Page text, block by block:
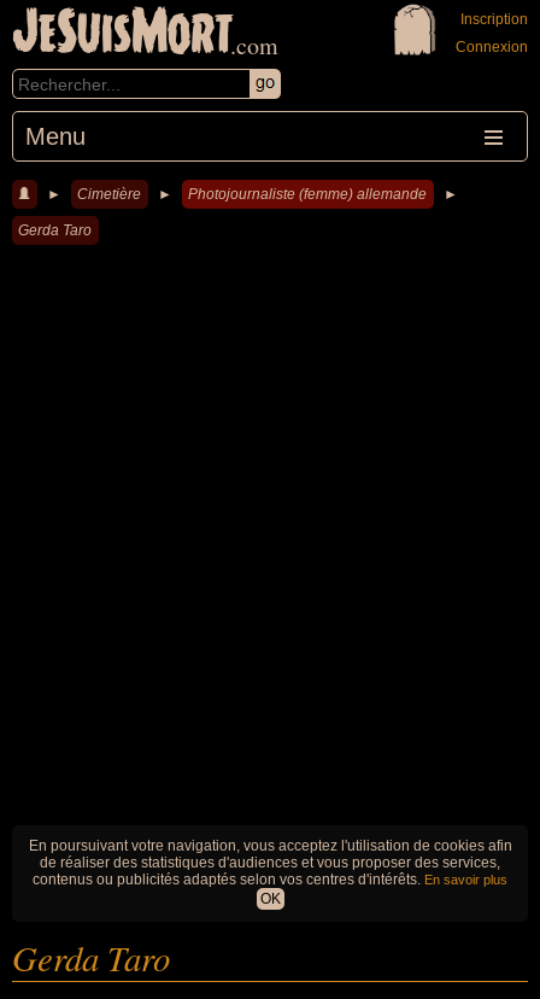
JeSuisMort.com
Menu
Inscription
Connexion
► Cimetière ► Photojournaliste (femme) allemande ►
Gerda Taro
En poursuivant votre navigation, vous acceptez l'utilisation de cookies afin
de réaliser des statistiques d'audiences et vous proposer des services,
contenus ou publicités adaptés selon vos centres d'intérêts. En savoir plus
OK
Gerda Taro